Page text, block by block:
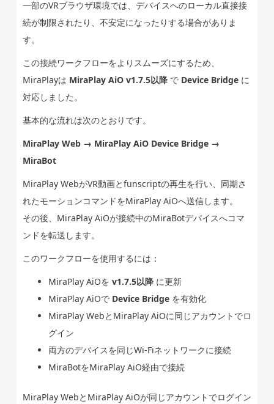
一部のVRブラウザ環境では、デバイスへのローカル直接接
続が制限されたり、不安定になったりする場合がありま
す。
この接続ワークフローをよりスムーズにするため、
MiraPlayは MiraPlay AiO v1.7.5以降で Device Bridgeに
対応しました。
基本的な流れは次のとおりです。
MiraPlay Web → MiraPlay AiO Device Bridge →
MiraBot
MiraPlay WebがVR動画とfunscriptの再生を行い、同期さ
れたモーションコマンドをMiraPlay AiOへ送信します。
その後、MiraPlay AiOが接続中のMiraBotデバイスへコマ
ンドを転送します。
このワークフローを使用するには：
MiraPlay AiOを v1.7.5以降に更新
MiraPlay AiOで Device Bridgeを有効化
MiraPlay WebとMiraPlay AiOに同じアカウントでロ
グイン
両方のデバイスを同じWi-Fiネットワークに接続
MiraBotをMiraPlay AiO経由で接続
MiraPlay WebとMiraPlay AiOが同じアカウントでログイン